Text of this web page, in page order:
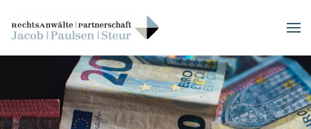
Skip to main content